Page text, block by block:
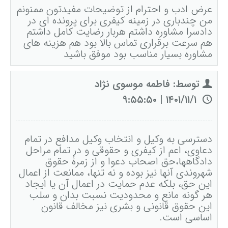
انتشار تصویر و فیلم اشخاص
مشاوره حقوقی جرم هک
مجازات های قانونی در بازی های آنلاین
مشاوره حقوقی جرم لواط
لواط دانش آموزان در مدرسه
مجازات جرم لواط
مشاوره حقوقی جرایم امنیتی داخلی و خارجی
اسید پاشی منتهی به قتل
اسید پاشی منتهی به صدمه
مشاوره حقوقی جرم توهین به مقدسات مذهبی
جرم روزه خواری در ماه رمضان
اهانت به مقدسات مذهبی
اهانت شدید به مقدسات (ساب النبی)
اسید پاشی منتهی به از کار افتادن عضو
استفاده حمل نگهداری تعمیر ماهواره
مجازات حمل اسلحه بدون مجوز
مشاوره حقوقی جرم رشا و ارتشا
مشاوره حقوقی جرم خودکشی
مشاوره حقوقی مزاحمت واتساپی
اعاده دادرسی در دعوی حقوقی (غیر مالی)
اعاده دادرسی در دعوی حقوقی (مالی)
مشاوره رایگان با وکیل مواد مخدر
رفع بلاتکلیفی زن در طلاق
آموزش طلاق برای ازدواج با مرد بهتر
وکیل مرد برای طلاق
طلاق کی اقسام
حکم طلاق ۵ ساعته
همه چیز درباره عده طلاق بائن خلعی
اعلام آمادگی برای طلاق
چگونه طلاق بخواهیم؟
وکیل طلاق در گلستان
وکیل طلاق در اهواز
وکیل طلاق در تهران
وکیل طلاق در تبریز
وکیل طلاق در مازندران
وکیل طلاق خیانتی
وکیل ماهر برای طلاق
وکیل طلاق مشاوره رایگان
عرض ادب و احترام از توضیحات مفیدتون ممنونم
من چندباری در زمینه کیفری برای پرونده ای در
دادسرا مشاوره داشتم هربار رضایت کامل داشتم
هم سرعت برقراری تماس بالا بود هم هزینه های
مشاوره بسیار مناسب بود موفق باشید
توسط: فاطمه موسوی نژاد
دسترسی به وکیل و انتخاب وکیل مدافع در تمام
دعاوی، اعم از کیفری و حقوقی و در تمام مراحل
دادگاهها،حق اصحاب دعوا و از زمرۀ حقوق
شهروندی آنها نیز بوده و نه تنها، ممانعت از اعمال
این حق، بلکه عدم حمایت در اعمال آن یا ایجاد
هر گونه مانع و محدودیت نسبت بدان و سلب
این حقوق قانونی و بشری نیز مخالف قانون
اساسی است.